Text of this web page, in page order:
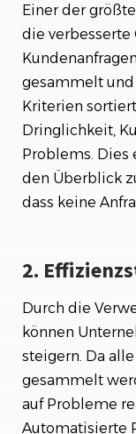
Einer der
die verbesserte
gesammelt und
Kriterien
Dringlichkeit,
Problems. Dies
den Überblick
dass keine
2.
Durch die
können
steigern. Da
gesammelt
auf Probleme
Automatisierte